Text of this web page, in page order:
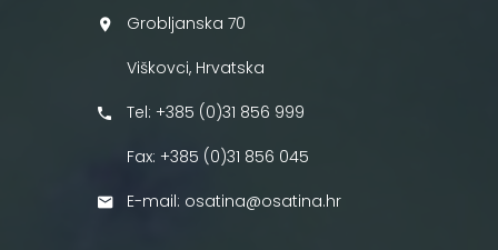
Grobljanska 70
Viškovci, Hrvatska
Tel: +385 (0)31 856 999
Fax: +385 (0)31 856 045
E-mail: osatina@osatina.hr